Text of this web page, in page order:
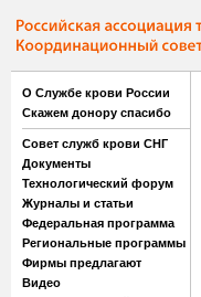
О Службе крови России
Скажем донору спасибо
Совет служб крови СНГ
Документы
Технологический форум
Журналы и статьи
Федеральная программа
Региональные программы
Фирмы предлагают
Видео